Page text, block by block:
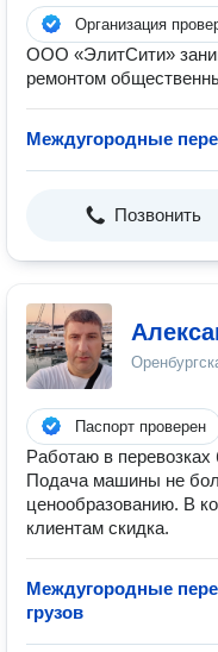
Организация
ООО «ЭлитСити»
ремонтом
Междугородные
Позвонить
Паспорт проверен
Работаю в перевозках
Подача машины не
ценообразованию. В
клиентам скидка.
Междугородные
грузов